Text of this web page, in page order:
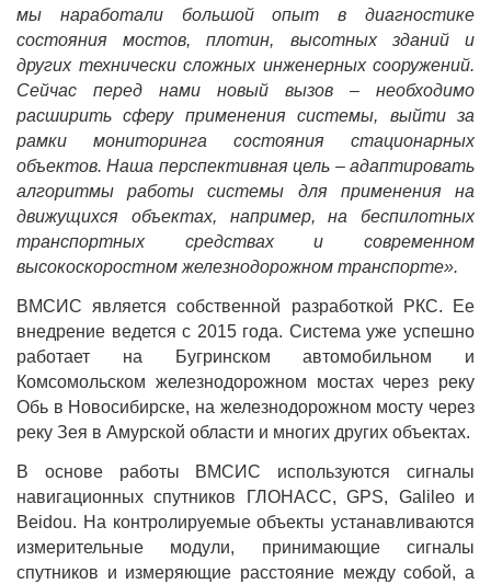
мы наработали большой опыт в диагностике
состояния мостов, плотин, высотных зданий и
других технически сложных инженерных сооружений.
Сейчас перед нами новый вызов – необходимо
расширить сферу применения системы, выйти за
рамки мониторинга состояния стационарных
объектов. Наша перспективная цель – адаптировать
алгоритмы работы системы для применения на
движущихся объектах, например, на беспилотных
транспортных средствах и современном
высокоскоростном железнодорожном транспорте».
ВМСИС является собственной разработкой РКС. Ее
внедрение ведется с 2015 года. Система уже успешно
работает на Бугринском автомобильном и
Комсомольском железнодорожном мостах через реку
Обь в Новосибирске, на железнодорожном мосту через
реку Зея в Амурской области и многих других объектах.
В основе работы ВМСИС используются сигналы
навигационных спутников ГЛОНАСС, GPS, Galileo и
Beidou. На контролируемые объекты устанавливаются
измерительные модули, принимающие сигналы
спутников и измеряющие расстояние между собой, а